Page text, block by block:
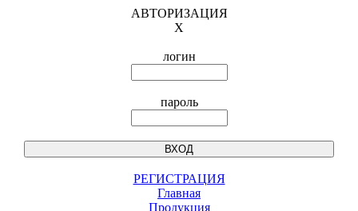
АВТОРИЗАЦИЯ
X
логин
пароль
РЕГИСТРАЦИЯ
Главная
Продукция